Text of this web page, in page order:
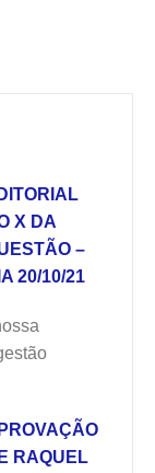
X DA
–
20/10/21
RAQUEL